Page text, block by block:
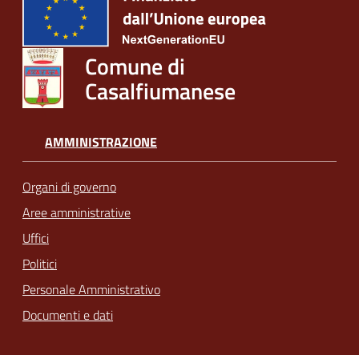
Comune di
Casalfiumanese
AMMINISTRAZIONE
Organi di governo
Aree amministrative
Uffici
Politici
Personale Amministrativo
Documenti e dati